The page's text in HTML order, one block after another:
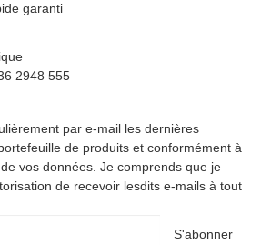
garanti
2948 555
par e-mail les dernières
de produits et conformément à
de vos données. Je comprends que je
de recevoir lesdits e-mails à tout
S'abonner